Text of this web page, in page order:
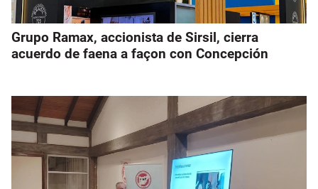
Grupo Ramax, accionista de Sirsil, cierra
acuerdo de faena a façon con Concepción